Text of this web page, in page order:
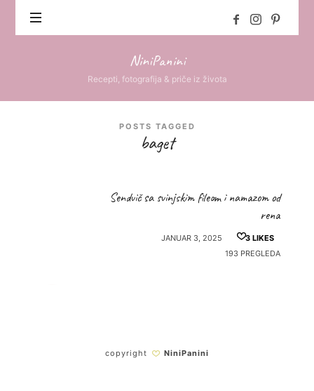
NiniPanini
NiniPanini
Recepti, fotografija & priče iz života
POSTS TAGGED
baget
Sendvič sa svinjskim fileom i namazom od
rena
JANUAR 3, 2025 3 LIKES
193 PREGLEDA
copyright NiniPanini